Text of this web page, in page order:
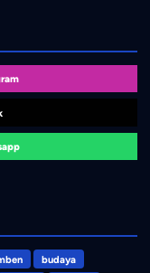
budaya